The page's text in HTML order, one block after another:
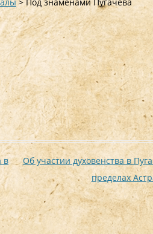
в
Об участии духовенства в
пределах